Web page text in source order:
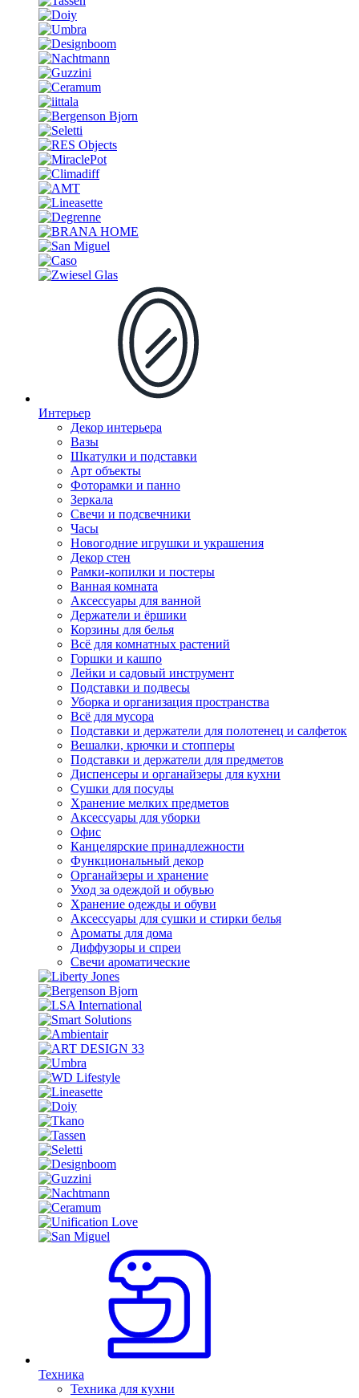
Интерьер
Декор интерьера
Вазы
Шкатулки и подставки
Арт объекты
Фоторамки и панно
Зеркала
Свечи и подсвечники
Часы
Новогодние игрушки и украшения
Декор стен
Рамки-копилки и постеры
Ванная комната
Аксессуары для ванной
Держатели и ёршики
Корзины для белья
Всё для комнатных растений
Горшки и кашпо
Лейки и садовый инструмент
Подставки и подвесы
Уборка и организация пространства
Всё для мусора
Подставки и держатели для полотенец и салфеток
Вешалки, крючки и стопперы
Подставки и держатели для предметов
Диспенсеры и органайзеры для кухни
Сушки для посуды
Хранение мелких предметов
Аксессуары для уборки
Офис
Канцелярские принадлежности
Функциональный декор
Органайзеры и хранение
Уход за одеждой и обувью
Хранение одежды и обуви
Аксессуары для сушки и стирки белья
Ароматы для дома
Диффузоры и спреи
Свечи ароматические
Техника
Техника для кухни